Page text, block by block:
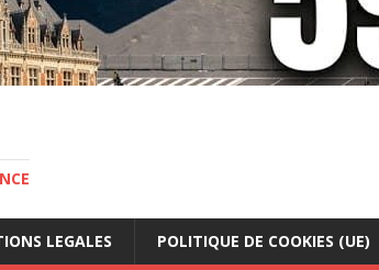
LEGALES POLITIQUE DE COOKIES (UE)